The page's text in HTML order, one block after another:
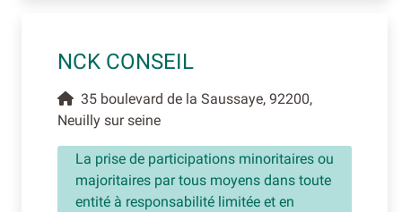
NCK CONSEIL
35 boulevard de la Saussaye, 92200,
Neuilly sur seine
La prise de participations minoritaires ou
majoritaires par tous moyens dans toute
entité à responsabilité limitée et en